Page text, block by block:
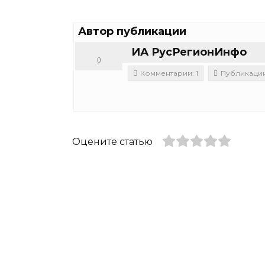
Автор публикации
ИА РусРегионИнфо
0
Комментарии: 1
Оцените статью